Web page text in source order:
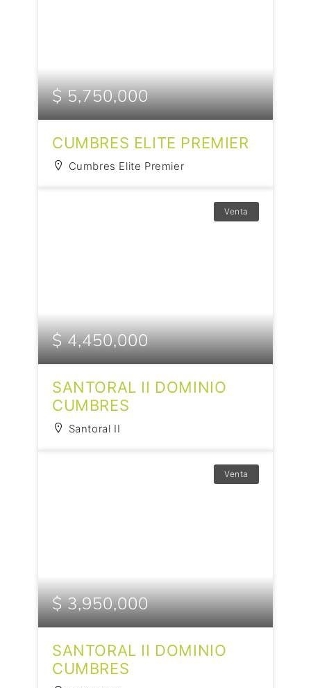
$ 5,750,000
CUMBRES ELITE PREMIER
Cumbres Elite Premier
Venta
$ 4,450,000
SANTORAL II DOMINIO
CUMBRES
Santoral II
Venta
$ 3,950,000
SANTORAL II DOMINIO
CUMBRES